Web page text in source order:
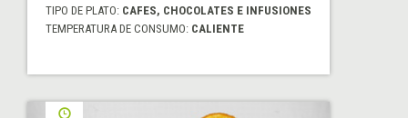
TIPO DE PLATO: CAFES, CHOCOLATES E INFUSIONES
TEMPERATURA DE CONSUMO: CALIENTE